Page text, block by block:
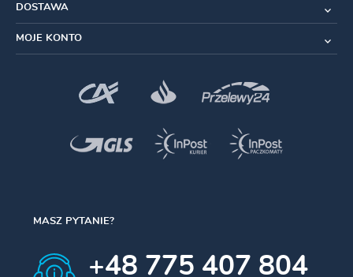
Szerokość: 25mm
Waga na 1 koło: ok. 10-12g
DOSTAWA
MOJE KONTO
MASZ PYTANIE?
+48 775 407 804